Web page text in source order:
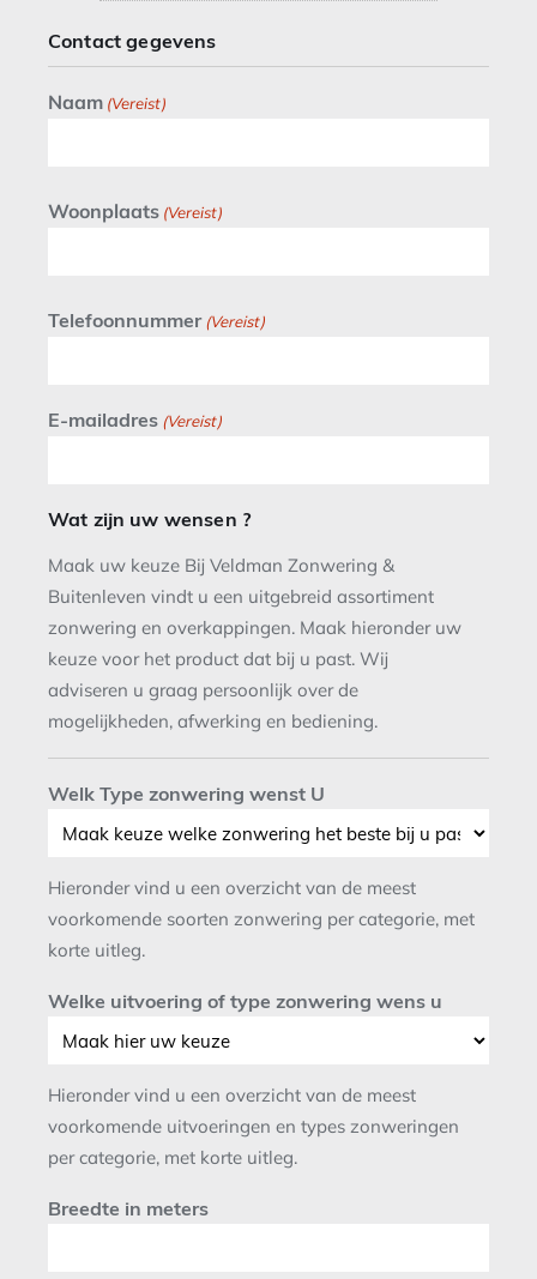
Contact gegevens
Naam (Vereist)
Woonplaats (Vereist)
Telefoonnummer (Vereist)
E-mailadres (Vereist)
Wat zijn uw wensen ?
Maak uw keuze Bij Veldman Zonwering &
Buitenleven vindt u een uitgebreid assortiment
zonwering en overkappingen. Maak hieronder uw
keuze voor het product dat bij u past. Wij
adviseren u graag persoonlijk over de
mogelijkheden, afwerking en bediening.
Welk Type zonwering wenst U
Hieronder vind u een overzicht van de meest
voorkomende soorten zonwering per categorie, met
korte uitleg.
Welke uitvoering of type zonwering wens u
Hieronder vind u een overzicht van de meest
voorkomende uitvoeringen en types zonweringen
per categorie, met korte uitleg.
Breedte in meters